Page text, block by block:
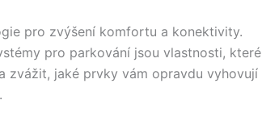
pro zvýšení komfortu a konektivity.
pro parkování jsou vlastnosti, které
zvážit, jaké prvky vám opravdu vyhovují